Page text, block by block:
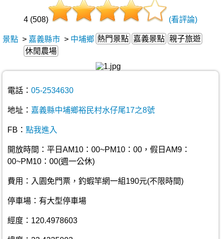
4 (508) (看評論)
景點 > 嘉義縣市 > 中埔鄉 熱門景點 嘉義景點 親子旅遊
休閒農場
電話： 05-2534630
地址： 嘉義縣中埔鄉裕民村水仔尾17之8號
FB： 點我進入
開放時間：平日AM10：00~PM10：00，假日AM9：
00~PM10：00(週一公休)
費用：入園免門票，釣蝦竿網一組190元(不限時間)
停車場：有大型停車場
經度：120.4978603